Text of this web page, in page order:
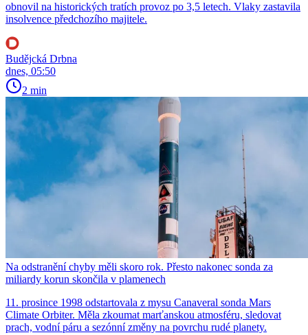
obnovil na historických tratích provoz po 3,5 letech. Vlaky zastavila
insolvence předchozího majitele.
Budějcká Drbna
dnes, 05:50
2 min
Na odstranění chyby měli skoro rok. Přesto nakonec sonda za
miliardy korun skončila v plamenech
11. prosince 1998 odstartovala z mysu Canaveral sonda Mars
Climate Orbiter. Měla zkoumat marťanskou atmosféru, sledovat
prach, vodní páru a sezónní změny na povrchu rudé planety.